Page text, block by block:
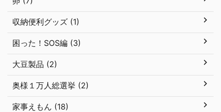
収納便利グッズ (1)
困った！SOS編 (3)
大豆製品 (2)
奥様１万人総選挙 (2)
家事えもん (18)